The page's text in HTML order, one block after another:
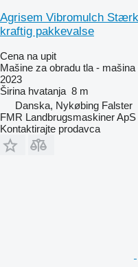
Agrisem Vibromulch
kraftig pakkevalse
Cena na upit
Mašine za obradu tla -
2023
Širina hvatanja 8 m
Danska, Nykøbing Falster
FMR Landbrugsmaskiner ApS
Kontaktirajte prodavca